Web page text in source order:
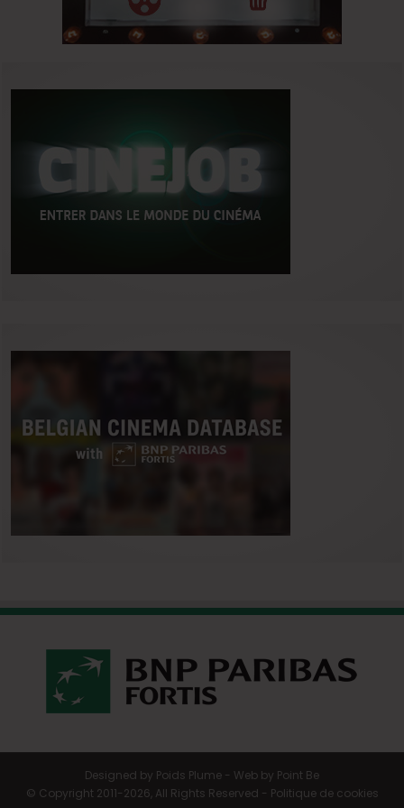
Designed by Poids Plume - Web by Point Be
© Copyright 2011-2026, All Rights Reserved - Politique de cookies